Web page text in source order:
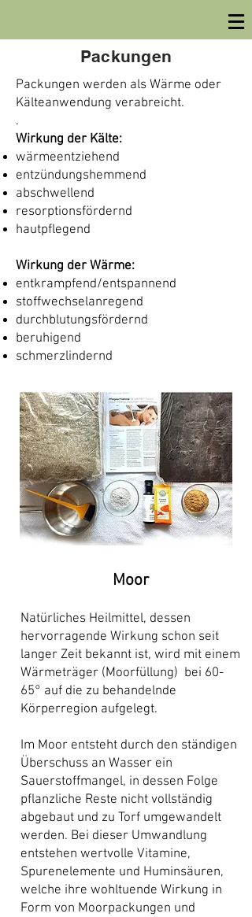
Packungen
Packungen werden als Wärme oder
Kälteanwendung verabreicht.
.
Wirkung der Kälte:
wärmeentziehend
entzündungshemmend
abschwellend
resorptionsfördernd
hautpflegend
Wirkung der Wärme:
entkrampfend/entspannend
stoffwechselanregend
durchblutungsfördernd
beruhigend
schmerzlindernd
Moor
Natürliches Heilmittel, dessen
hervorragende Wirkung schon seit
langer Zeit bekannt ist, wird mit einem
Wärmeträger (Moorfüllung) bei 60-
65° auf die zu behandelnde
Körperregion aufgelegt.
Im Moor entsteht durch den ständigen
Überschuss an Wasser ein
Sauerstoffmangel, in dessen Folge
pflanzliche Reste nicht vollständig
abgebaut und zu Torf umgewandelt
werden. Bei dieser Umwandlung
entstehen wertvolle Vitamine,
Spurenelemente und Huminsäuren,
welche ihre wohltuende Wirkung in
Form von Moorpackungen und